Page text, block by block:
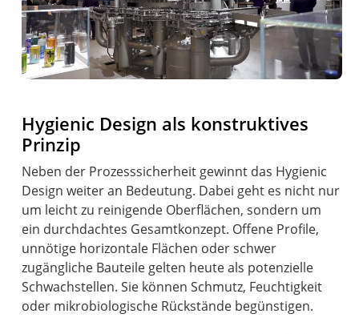
Hygienic Design als konstruktives
Prinzip
Neben der Prozesssicherheit gewinnt das Hygienic
Design weiter an Bedeutung. Dabei geht es nicht nur
um leicht zu reinigende Oberflächen, sondern um
ein durchdachtes Gesamtkonzept. Offene Profile,
unnötige horizontale Flächen oder schwer
zugängliche Bauteile gelten heute als potenzielle
Schwachstellen. Sie können Schmutz, Feuchtigkeit
oder mikrobiologische Rückstände begünstigen.